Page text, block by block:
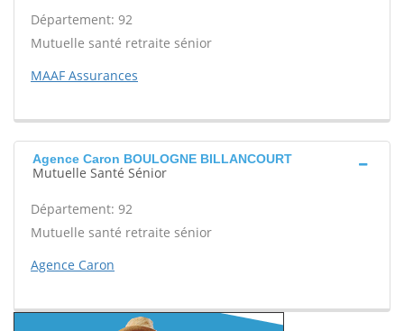
Département: 92
Mutuelle santé retraite sénior
MAAF Assurances
Agence Caron BOULOGNE BILLANCOURT
Mutuelle Santé Sénior
Département: 92
Mutuelle santé retraite sénior
Agence Caron